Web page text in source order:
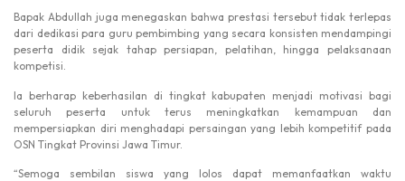
Bapak Abdullah juga menegaskan bahwa prestasi tersebut tidak terlepas
dari dedikasi para guru pembimbing yang secara konsisten mendampingi
peserta didik sejak tahap persiapan, pelatihan, hingga pelaksanaan
kompetisi.
Ia berharap keberhasilan di tingkat kabupaten menjadi motivasi bagi
seluruh peserta untuk terus meningkatkan kemampuan dan
mempersiapkan diri menghadapi persaingan yang lebih kompetitif pada
OSN Tingkat Provinsi Jawa Timur.
“Semoga sembilan siswa yang lolos dapat memanfaatkan waktu